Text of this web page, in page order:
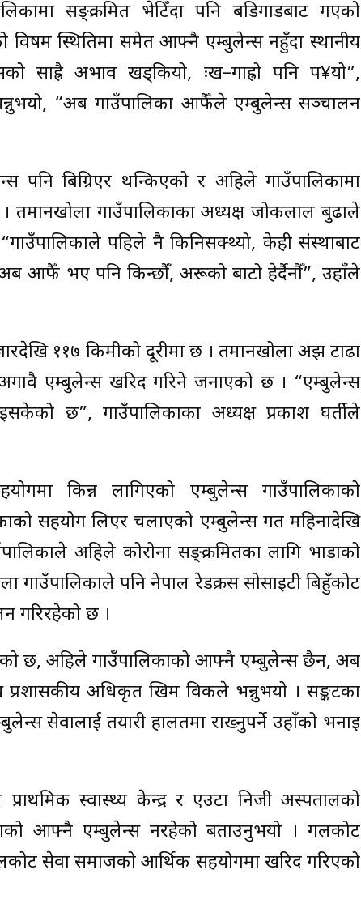
सङ्क्रमित भेटिँदा पनि बडिगाडबाट गएको
विषम स्थितिमा समेत आफ्नै एम्बुलेन्स नहुँदा स्थानीय
साह्रै अभाव खड्कियो, दुःख–गाह्रो पनि प¥यो”,
“अब गाउँपालिका आफैँले एम्बुलेन्स सञ्चालन
बिग्रिएर थन्किएको र अहिले गाउँपालिकामा
तमानखोला गाउँपालिकाका अध्यक्ष जोकलाल बुढाले
पहिले नै किनिसक्थ्यो, केही संस्थाबाट
आफैँ भए पनि किन्छौँ, अरूको बाटो हेर्दैनौँ”, उहाँले
११७ किमीको दूरीमा छ । तमानखोला अझ टाढा
एम्बुलेन्स खरिद गरिने जनाएको छ । “एम्बुलेन्स
छ”, गाउँपालिकाका अध्यक्ष प्रकाश घर्तीले
किन्न लागिएको एम्बुलेन्स गाउँपालिकाको
सहयोग लिएर चलाएको एम्बुलेन्स गत महिनादेखि
अहिले कोरोना सङ्क्रमितका लागि भाडाको
गाउँपालिकाले पनि नेपाल रेडक्रस सोसाइटी बिहुँकोट
गरिरहेको छ ।
छ, अहिले गाउँपालिकाको आफ्नै एम्बुलेन्स छैन, अब
प्रशासकीय अधिकृत खिम विकले भन्नुभयो । सङ्कटका
सेवालाई तयारी हालतमा राख्नुपर्ने उहाँको भनाइ
स्वास्थ्य केन्द्र र एउटा निजी अस्पतालको
आफ्नै एम्बुलेन्स नरहेको बताउनुभयो । गलकोट
सेवा समाजको आर्थिक सहयोगमा खरिद गरिएको